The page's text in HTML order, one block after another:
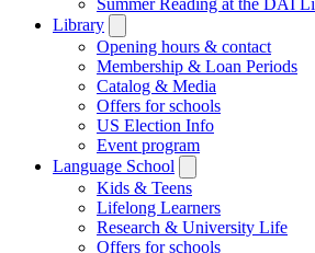
Library
submenu
Opening hours & contact
Membership & Loan Periods
Catalog & Media
Offers for schools
US Election Info
Event program
Language School
submenu
Kids & Teens
Lifelong Learners
Research & University Life
Offers for schools